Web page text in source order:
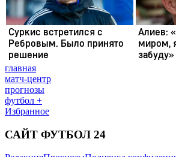
главная
матч-центр
прогнозы
футбол +
Избранное
САЙТ ФУТБОЛ 24